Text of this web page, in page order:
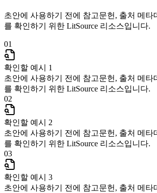
초안에 사용하기 전에 참고문헌, 출처 메타
를 확인하기 위한 LitSource 리소스입니다.
01
확인할 예시 1
초안에 사용하기 전에 참고문헌, 출처 메타
를 확인하기 위한 LitSource 리소스입니다.
02
확인할 예시 2
초안에 사용하기 전에 참고문헌, 출처 메타
를 확인하기 위한 LitSource 리소스입니다.
03
확인할 예시 3
초안에 사용하기 전에 참고문헌, 출처 메타